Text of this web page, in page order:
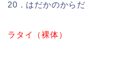
20．はだかのからだ
ラタイ（裸体）